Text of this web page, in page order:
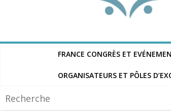
FRANCE CONGRÈS ET
ORGANISATEURS ET PÔLES